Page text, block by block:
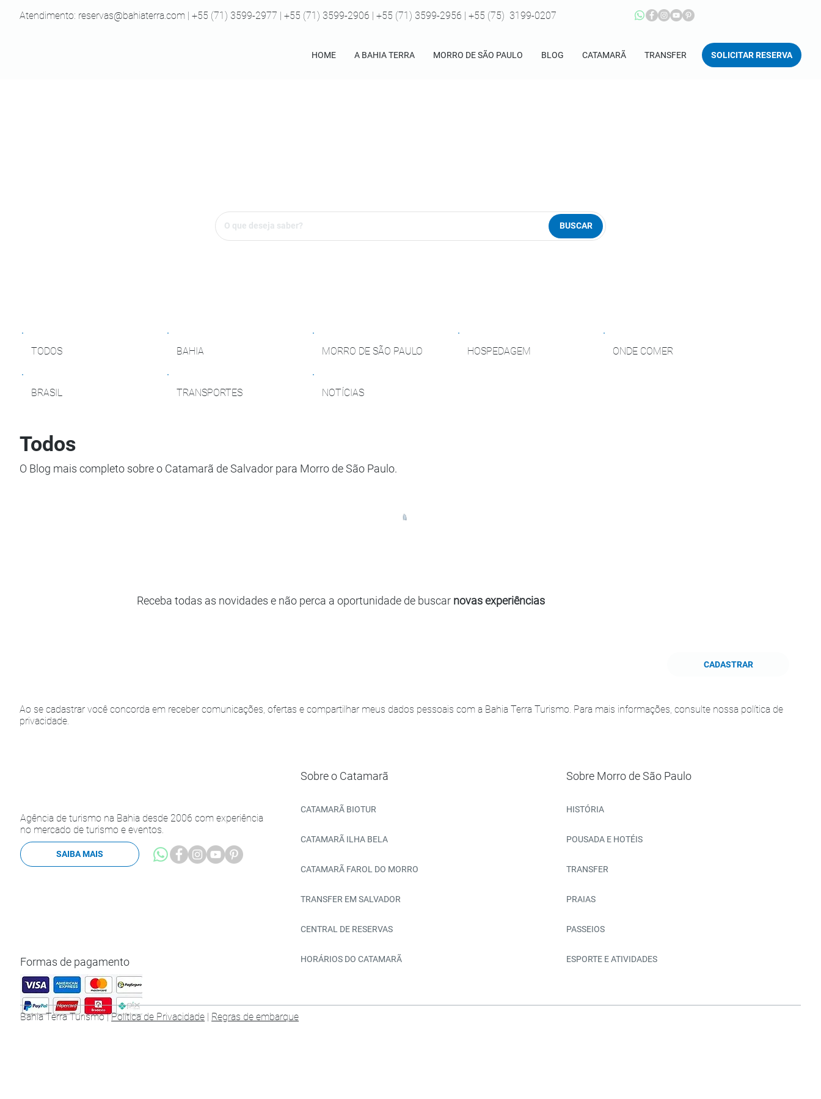
HOME A BAHIA TERRA MORRO DE SÃO PAULO BLOG CATAMARÃ TRANSFER SOLICITAR RESERVA
Atendimento: reservas@bahiaterra.com | +55 (71) 3599-2977 | +55 (71) 3599-2906 | +55 (71) 3599-2956 | +55 (75) 3199-0207
BUSCAR
TODOS BAHIA MORRO DE SÃO PAULO HOSPEDAGEM ONDE COMER
BRASIL TRANSPORTES NOTÍCIAS
Todos
O Blog mais completo sobre o Catamarã de Salvador para Morro de São Paulo.
Agência de turismo na Bahia desde 2006 com experiência
no mercado de turismo e eventos.
SAIBA MAIS
Formas de pagamento
Sobre Morro de São Paulo
HISTÓRIA
POUSADA E HOTÉIS
TRANSFER
PRAIAS
PASSEIOS
ESPORTE E ATIVIDADES
Sobre o Catamarã
CATAMARÃ BIOTUR
CATAMARÃ ILHA BELA
CATAMARÃ FAROL DO MORRO
TRANSFER EM SALVADOR
CENTRAL DE RESERVAS
HORÁRIOS DO CATAMARÃ
Bahia Terra Turismo |Política de Privacidade | Regras de embarque
Receba todas as novidades e não perca a oportunidade de buscar novas experiências
CADASTRAR
Ao se cadastrar você concorda em receber comunicações, ofertas e compartilhar meus dados pessoais com a Bahia Terra Turismo. Para mais informações, consulte nossa política de
privacidade.